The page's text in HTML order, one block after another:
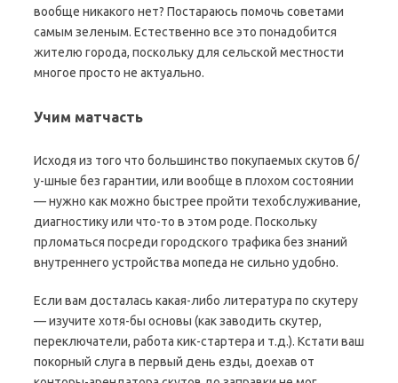
вообще никакого нет? Постараюсь помочь советами
самым зеленым. Естественно все это понадобится
жителю города, поскольку для сельской местности
многое просто не актуально.
Учим матчасть
Исходя из того что большинство покупаемых скутов б/
у-шные без гарантии, или вообще в плохом состоянии
— нужно как можно быстрее пройти техобслуживание,
диагностику или что-то в этом роде. Поскольку
прломаться посреди городского трафика без знаний
внутреннего устройства мопеда не сильно удобно.
Если вам досталась какая-либо литература по скутеру
— изучите хотя-бы основы (как заводить скутер,
переключатели, работа кик-стартера и т.д.). Кстати ваш
покорный слуга в первый день езды, доехав от